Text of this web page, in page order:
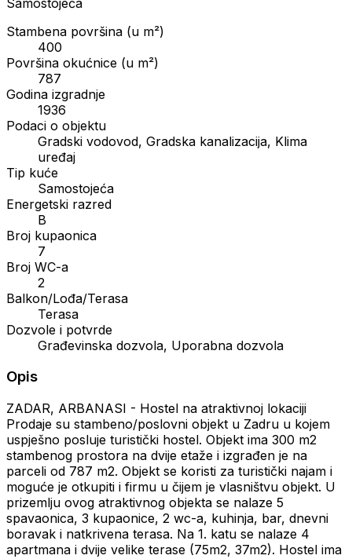
Stambena površina (u m²)
400
Površina okućnice (u m²)
787
Godina izgradnje
1936
Podaci o objektu
Gradski vodovod, Gradska kanalizacija, Klima
uređaj
Tip kuće
Samostojeća
Energetski razred
B
Broj kupaonica
7
Broj WC-a
2
Balkon/Lođa/Terasa
Terasa
Dozvole i potvrde
Građevinska dozvola, Uporabna dozvola
Opis
ZADAR, ARBANASI - Hostel na atraktivnoj lokaciji
Prodaje su stambeno/poslovni objekt u Zadru u kojem
uspješno posluje turistički hostel. Objekt ima 300 m2
stambenog prostora na dvije etaže i izgrađen je na
parceli od 787 m2. Objekt se koristi za turistički najam i
moguće je otkupiti i firmu u čijem je vlasništvu objekt. U
prizemlju ovog atraktivnog objekta se nalaze 5
spavaonica, 3 kupaonice, 2 wc-a, kuhinja, bar, dnevni
boravak i natkrivena terasa. Na 1. katu se nalaze 4
apartmana i dvije velike terase (75m2, 37m2). Hostel ima